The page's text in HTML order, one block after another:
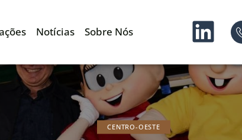
Notícias Sobre Nós
CENTRO-OESTE